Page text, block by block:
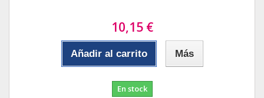
10,15 €
Añadir al carrito Más
En stock